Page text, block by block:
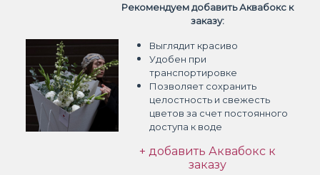
Рекомендуем добавить Аквабокс к
заказу:
Выглядит красиво
Удобен при
транспортировке
Позволяет сохранить
целостность и свежесть
цветов за счет постоянного
доступа к воде
+ добавить Аквабокс к
заказу